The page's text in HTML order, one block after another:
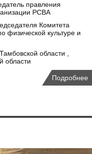
правления
РСВА
Комитета
физической культуре и
области ,
области
Подробнее